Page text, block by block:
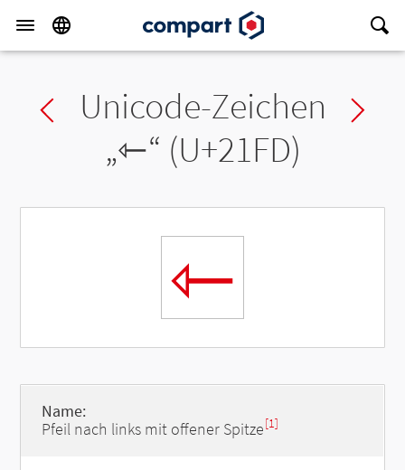
Previous char
Unicode-Zeichen
„⇽“ (U+21FD)
⇽
Name:
Pfeil nach links mit offener Spitze[1]